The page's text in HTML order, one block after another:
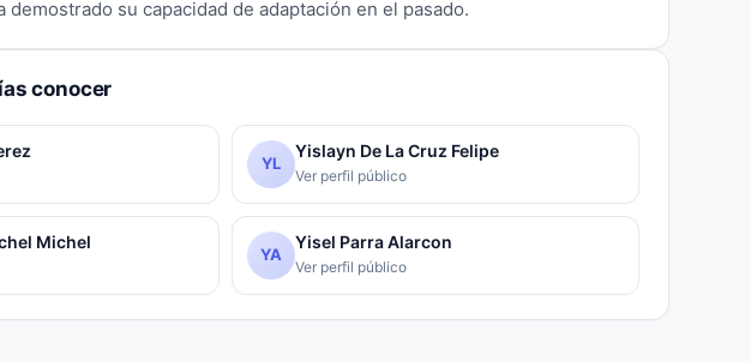
demostrado su capacidad de adaptación en el pasado.
conocer
YL
Yislayn De La Cruz Felipe
Ver perfil público
Michel
YA
Yisel Parra Alarcon
Ver perfil público